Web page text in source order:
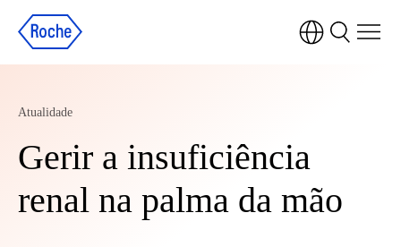
Atualidade
Gerir a insuficiência
renal na palma da mão